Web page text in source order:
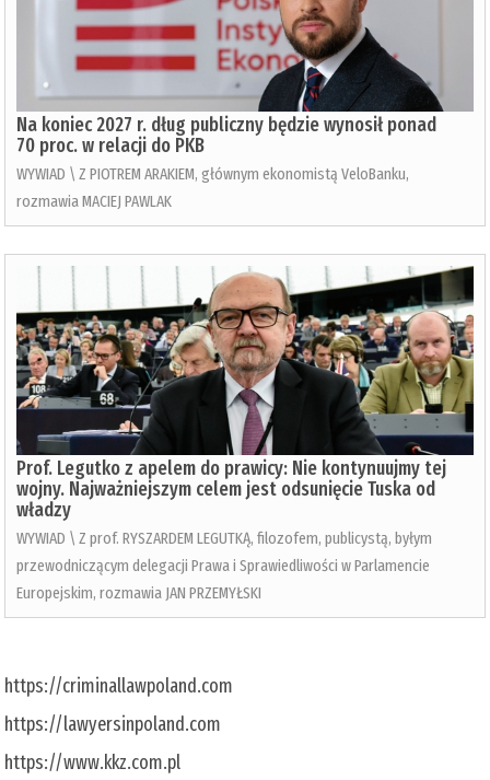
Na koniec 2027 r. dług publiczny będzie wynosił ponad
70 proc. w relacji do PKB
WYWIAD \ Z PIOTREM ARAKIEM, głównym ekonomistą VeloBanku,
rozmawia MACIEJ PAWLAK
Prof. Legutko z apelem do prawicy: Nie kontynuujmy tej
wojny. Najważniejszym celem jest odsunięcie Tuska od
władzy
WYWIAD \ Z prof. RYSZARDEM LEGUTKĄ, filozofem, publicystą, byłym
przewodniczącym delegacji Prawa i Sprawiedliwości w Parlamencie
Europejskim, rozmawia JAN PRZEMYŁSKI
https://criminallawpoland.com
https://lawyersinpoland.com
https://www.kkz.com.pl